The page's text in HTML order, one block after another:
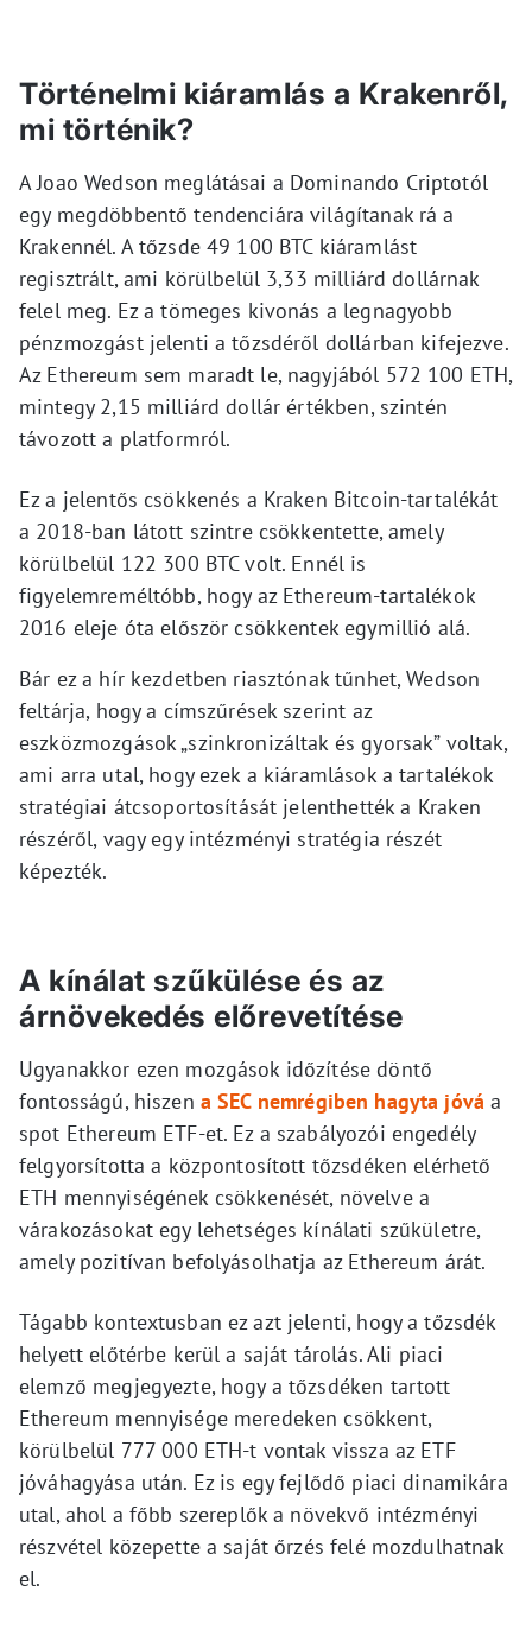
Történelmi kiáramlás a Krakenről,
mi történik?
A Joao Wedson meglátásai a Dominando Criptotól
egy megdöbbentő tendenciára világítanak rá a
Krakennél. A tőzsde 49 100 BTC kiáramlást
regisztrált, ami körülbelül 3,33 milliárd dollárnak
felel meg. Ez a tömeges kivonás a legnagyobb
pénzmozgást jelenti a tőzsdéről dollárban kifejezve.
Az Ethereum sem maradt le, nagyjából 572 100 ETH,
mintegy 2,15 milliárd dollár értékben, szintén
távozott a platformról.
Ez a jelentős csökkenés a Kraken Bitcoin-tartalékát
a 2018-ban látott szintre csökkentette, amely
körülbelül 122 300 BTC volt. Ennél is
figyelemreméltóbb, hogy az Ethereum-tartalékok
2016 eleje óta először csökkentek egymillió alá.
Bár ez a hír kezdetben riasztónak tűnhet, Wedson
feltárja, hogy a címszűrések szerint az
eszközmozgások „szinkronizáltak és gyorsak” voltak,
ami arra utal, hogy ezek a kiáramlások a tartalékok
stratégiai átcsoportosítását jelenthették a Kraken
részéről, vagy egy intézményi stratégia részét
képezték.
A kínálat szűkülése és az
árnövekedés előrevetítése
Ugyanakkor ezen mozgások időzítése döntő
fontosságú, hiszen a SEC nemrégiben hagyta jóvá a
spot Ethereum ETF-et. Ez a szabályozói engedély
felgyorsította a központosított tőzsdéken elérhető
ETH mennyiségének csökkenését, növelve a
várakozásokat egy lehetséges kínálati szűkületre,
amely pozitívan befolyásolhatja az Ethereum árát.
Tágabb kontextusban ez azt jelenti, hogy a tőzsdék
helyett előtérbe kerül a saját tárolás. Ali piaci
elemző megjegyezte, hogy a tőzsdéken tartott
Ethereum mennyisége meredeken csökkent,
körülbelül 777 000 ETH-t vontak vissza az ETF
jóváhagyása után. Ez is egy fejlődő piaci dinamikára
utal, ahol a főbb szereplők a növekvő intézményi
részvétel közepette a saját őrzés felé mozdulhatnak
el.